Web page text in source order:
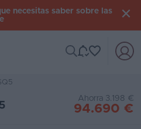
necesitas saber sobre las
Ahorra 3.198 €
94.690 €